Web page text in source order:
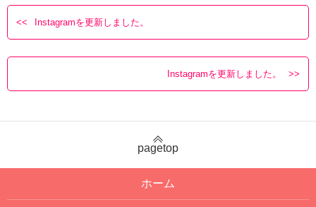
Instagramを更新しました。
Instagramを更新しました。
pagetop
ホーム